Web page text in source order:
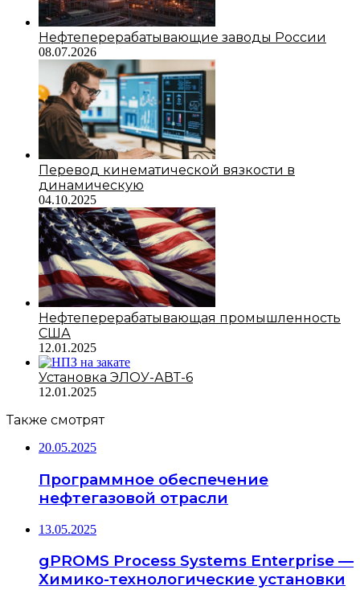
Нефтеперерабатывающие заводы России
08.07.2026
Перевод кинематической вязкости в
динамическую
04.10.2025
Нефтеперерабатывающая промышленность
США
12.01.2025
Установка ЭЛОУ-АВТ-6
12.01.2025
Также смотрят
20.05.2025
Программное обеспечение
нефтегазовой отрасли
13.05.2025
gPROMS Process Systems Enterprise —
Химико-технологические установки